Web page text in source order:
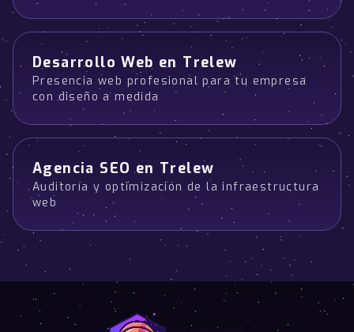
Desarrollo Web en Trelew
Presencia web profesional para tu empresa
con diseño a medida
Agencia SEO en Trelew
Auditoría y optimización de la infraestructura
web